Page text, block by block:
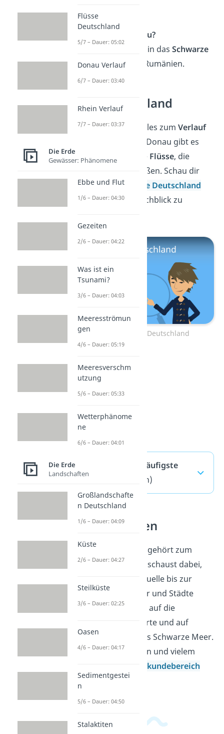
Wo endet die Donau?
Die Donau mündet in dasSchwarze
MeerbeiSulina in Rumänien.
Flüsse Deutschland
Super! Jetzt weißt du alles zumVerlauf
. Neben der Donau gibt es
aber noch viele weitere Flüsse, die
durch Deutschland fließen. Schau dir
jetzt unser Video Flüsse Deutschland
an, um den vollen Durchblick zu
Zum Video: Flüsse Deutschland
Donau Verlauf — häufigste
Fragen
(ausklappen)
Flüsse verstehen
Der Verlauf der Donau gehört zum
Themenfeld Flüsse. Du schaust dabei,
wie ein Fluss von der Quelle bis zur
Mündung durch Länder und Städte
fließt. Dabei achtest du auf die
Reihenfolge auf der Karte und auf
wichtige Punkte wie das Schwarze Meer.
Zu Quellen, Mündungen und vielem
Erdkundebereich
passende Videos.
Flüsse
Deutschland
5/7 – Dauer: 05:02
Donau Verlauf
6/7 – Dauer: 03:40
Rhein Verlauf
7/7 – Dauer: 03:37
Die Erde
Gewässer: Phänomene
Ebbe und Flut
1/6 – Dauer: 04:30
Gezeiten
2/6 – Dauer: 04:22
Was ist ein
Tsunami?
3/6 – Dauer: 04:03
Meeresströmun
gen
4/6 – Dauer: 05:19
Meeresverschm
utzung
5/6 – Dauer: 05:33
Wetterphänome
ne
6/6 – Dauer: 04:01
Die Erde
Landschaften
Großlandschafte
n Deutschland
1/6 – Dauer: 04:09
Küste
2/6 – Dauer: 04:27
Steilküste
3/6 – Dauer: 02:25
Oasen
4/6 – Dauer: 04:17
Sedimentgestei
n
5/6 – Dauer: 04:50
Stalaktiten